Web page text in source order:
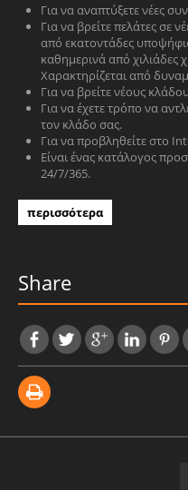
Για να αναπτύξετε νέες
Για να βρείτε πελάτες σε
από εκατοντάδες
καθημερινά από χιλιάδες
Χαρακτηρίζεται από
Για να βρείτε νέους
Για να έχετε τρόπο να
τον κλάδο σας.
Για να προβληθείτε στο
Είναι ένας κατάλογος
24/7/365.
περισσότερα
Share